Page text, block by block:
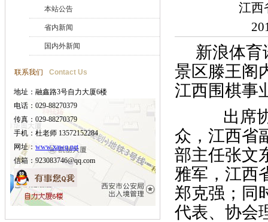
本站公告
省内新闻
国内外新闻
联系我们 Contact Us
地址：融鑫路3号自力大厦6楼
电话：029-88270379
传真：029-88270379
手机：杜老师 13572152284
网址： www.xawq.net
信箱：923083746@qq.com
江西
新浪体育
景区滕王阁
江西围棋事
出席协
众，江西省
部主任张文
雅军，江西
郑克强；同
代表、协会